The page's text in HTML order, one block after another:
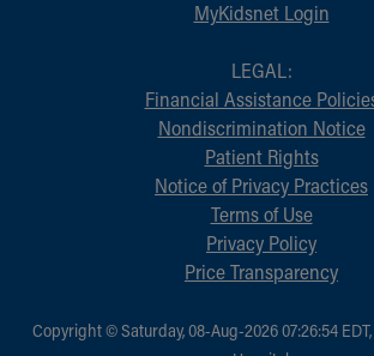
MyKidsnet Login
LEGAL:
Financial Assistance
Nondiscrimination Notice
Patient Rights
Notice of Privacy Practices
Terms of Use
Privacy Policy
Price Transparency
Copyright © Saturday, 08-Aug-2026 07:26:54